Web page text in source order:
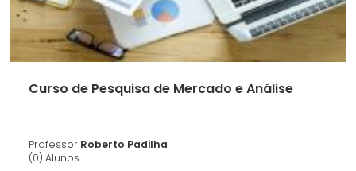
Curso de Pesquisa de Mercado e Análise
Professor Roberto Padilha
(0) Alunos